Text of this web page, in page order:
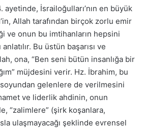
ayetinde, İsrailoğulları’nın en büyük
Allah tarafından birçok zorlu emir
ve onun bu imtihanların hepsini
anlatılır. Bu üstün başarısı ve
ona, “Ben seni bütün insanlığa bir
müjdesini verir. Hz. İbrahim, bu
gelenlere de verilmesini
ve liderlik ahdinin, onun
“zalimlere” (şirk koşanlara,
ulaşmayacağı şeklinde evrensel